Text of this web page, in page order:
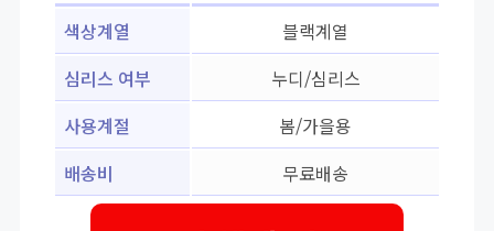
색상계열
블랙계열
심리스 여부
누디/심리스
사용계절
봄/가을용
배송비
무료배송